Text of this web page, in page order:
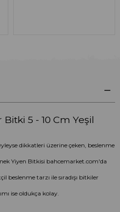
5 - 10 Cm Yeşil
dikkatleri üzerine çeken, beslenme
Yiyen Bitkisi bahcemarket.com'da
beslenme tarzı ile sıradışı bitkiler
ise oldukça kolay.